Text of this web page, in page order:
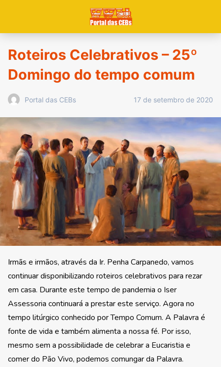
Roteiros Celebrativos – 25º
Domingo do tempo comum
Portal das CEBs 17 de setembro de 2020
Irmãs e irmãos, através da Ir. Penha Carpanedo, vamos
continuar disponibilizando roteiros celebrativos para rezar
em casa. Durante este tempo de pandemia o Iser
Assessoria continuará a prestar este serviço. Agora no
tempo litúrgico conhecido por Tempo Comum. A Palavra é
fonte de vida e também alimenta a nossa fé. Por isso,
mesmo sem a possibilidade de celebrar a Eucaristia e
comer do Pão Vivo, podemos comungar da Palavra.